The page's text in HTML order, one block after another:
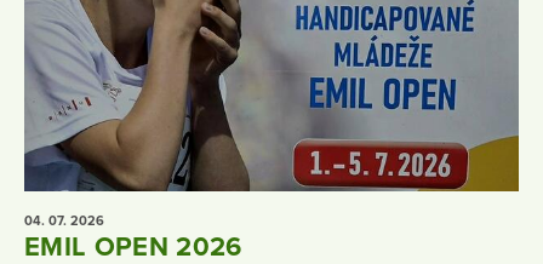
04. 07. 2026
EMIL OPEN 2026